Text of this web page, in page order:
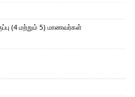
(4 மற்றும் 5) மாணவர்கள்